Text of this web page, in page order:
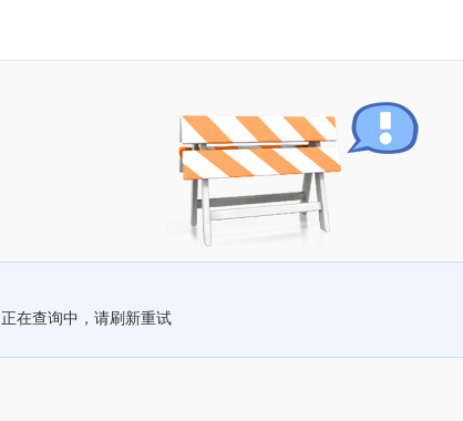
正在查询中，请刷新重试